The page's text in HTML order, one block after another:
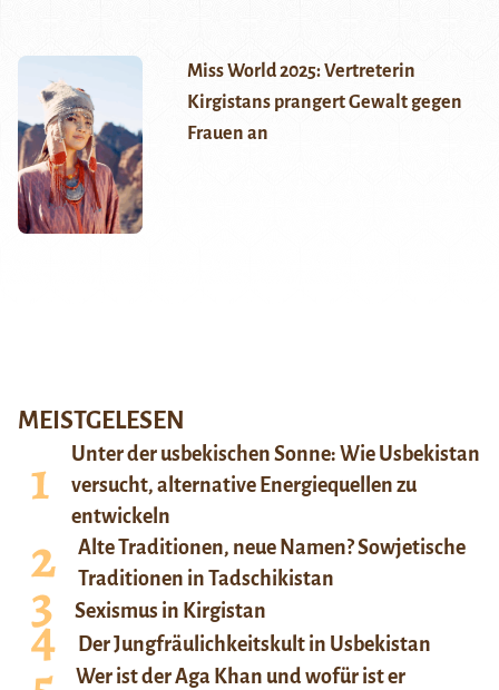
Miss World 2025: Vertreterin
Kirgistans prangert Gewalt gegen
Frauen an
MEISTGELESEN
Unter der usbekischen Sonne: Wie Usbekistan
versucht, alternative Energiequellen zu
entwickeln
Alte Traditionen, neue Namen? Sowjetische
Traditionen in Tadschikistan
Sexismus in Kirgistan
Der Jungfräulichkeitskult in Usbekistan
Wer ist der Aga Khan und wofür ist er